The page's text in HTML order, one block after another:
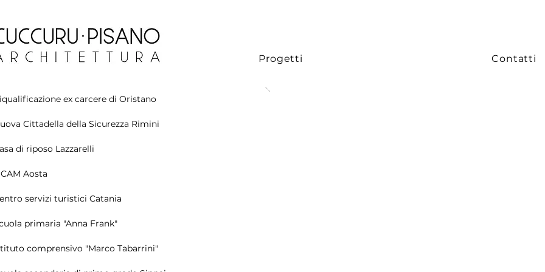
Progetti Contatti
ex carcere di Oristano
Cittadella della Sicurezza Rimini
di riposo Lazzarelli
Aosta
servizi turistici Catania
primaria "Anna Frank"
comprensivo "Marco Tabarrini"